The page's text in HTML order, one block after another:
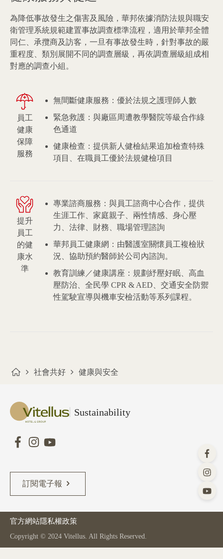
為降低事故發生之傷害及風險，華邦依據消防法規與職安
衛管理系統規範建置事故調查標準流程，適用於華邦全體
同仁、承攬商及訪客，一旦有事故發生時，針對事故的嚴
重程度、類別展開不同的調查層級，再依調查層級組成相
對應的調查小組。
員工
健康
保障
服務
無間斷健康服務：優於法規之護理師人數
緊急救護：與廠區周遭教學醫院等級合作綠
色通道
健康檢查：提供新人健檢結果追加檢查特殊
項目、在職員工優於法規健檢項目
提升
員工
的健
康水
準
專業諮商服務：與員工諮商中心合作，提供
生涯工作、家庭親子、兩性情感、身心壓
力、法律、財務、職場管理諮詢
華邦員工健康網：由醫護室關懷員工複檢狀
況、協助預約醫師於公司內諮詢。
教育訓練／健康講座：規劃紓壓好眠、高血
壓防治、全民學 CPR & AED、交通安全防禦
性駕駛宣導與機車安檢活動等系列課程。
社會共好 健康與安全
Sustainability
訂閱電子報
官方網站隱私權政策
Copyright © 2024 Vitellus. All Rights Reserved.